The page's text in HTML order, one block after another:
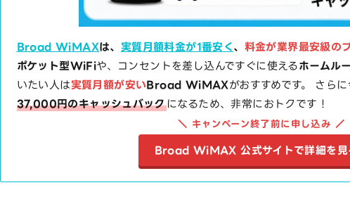
Broad WiMAXは、 実質月額料金が1番安く、 料金が業界最安級の
ポケット型WiFiや、コンセントを差し込んですぐに使えるホームル
いたい人は実質月額が安いBroad WiMAXがおすすめです。 さら
37,000円のキャッシュバックになるため、非常におトクです！
＼ キャンペーン終了前に申し込み ／
Broad WiMAX 公式サイトで詳細を見